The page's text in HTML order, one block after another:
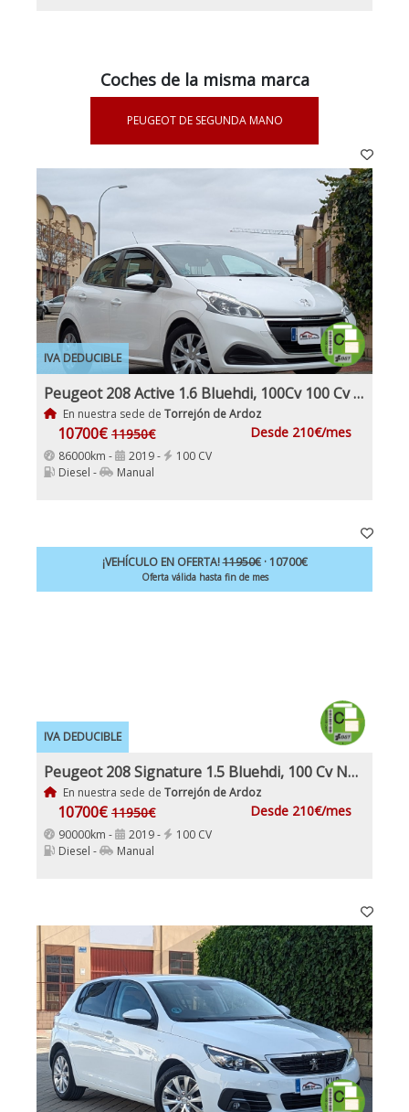
Coches de la misma marca
PEUGEOT DE SEGUNDA MANO
IVA DEDUCIBLE
Peugeot 208 Active 1.6 Bluehdi, 100Cv 100 Cv Nacional 1Dueño Etiqueta C IVA y Garantía Incl
En nuestra sede de Torrejón de Ardoz
10700€ 11950€ Desde 210€/mes
86000km - 2019 -
100 CV
Diesel -
Manual
IVA DEDUCIBLE
¡VEHÍCULO EN OFERTA!11950€· 10700€
Oferta válida hasta fin de mes
Peugeot 208 Signature 1.5 Bluehdi, 100 Cv Nacional 1Dueño Etiqueta C IVA y Garantía Incl
En nuestra sede de Torrejón de Ardoz
10700€ 11950€ Desde 210€/mes
90000km - 2019 -
100 CV
Diesel -
Manual